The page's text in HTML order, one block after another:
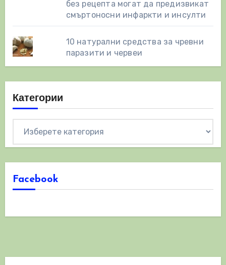
без рецепта могат да предизвикат
смъртоносни инфаркти и инсулти
10 натурални средства за чревни
паразити и червеи
Категории
Facebook